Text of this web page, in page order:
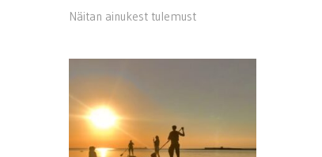
Näitan ainukest tulemust